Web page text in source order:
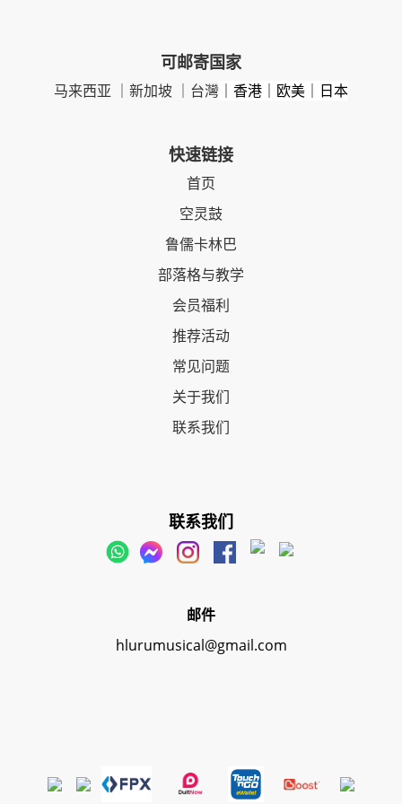
可邮寄国家
马来西亚 ｜新加坡 ｜台灣 ｜香港｜欧美｜日本
快速链接
首页
空灵鼓
鲁儒卡林巴
部落格与教学
会员福利
推荐活动
常见问题
关于我们
联系我们
联系我们
邮件
hlurumusical@gmail.com